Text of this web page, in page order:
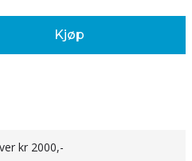
Kjøp
kr 2000,-